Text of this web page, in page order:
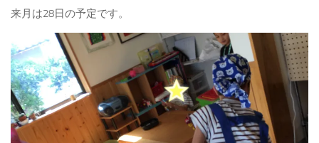
来月は28日の予定です。